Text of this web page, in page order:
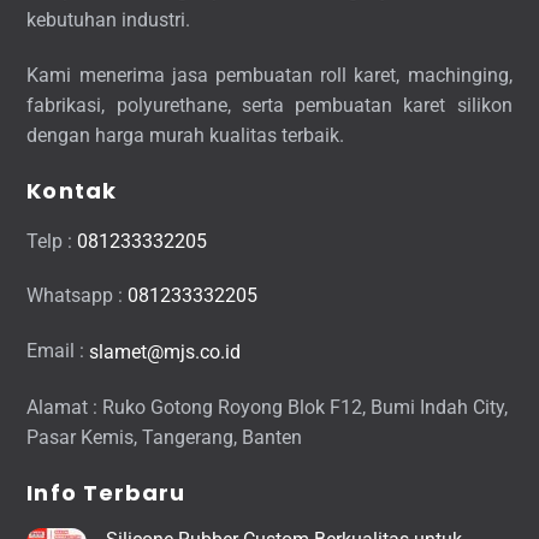
kebutuhan industri.
Kami menerima jasa pembuatan roll karet, machinging,
fabrikasi, polyurethane, serta pembuatan karet silikon
dengan harga murah kualitas terbaik.
Kontak
Telp : 081233332205
Whatsapp : 081233332205
Email :slamet@mjs.co.id
Alamat : Ruko Gotong Royong Blok F12, Bumi Indah City,
Pasar Kemis, Tangerang, Banten
Info Terbaru